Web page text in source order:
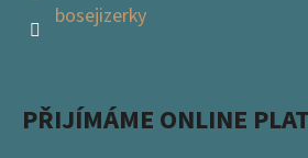
bosejizerky
PŘIJÍMÁME ONLINE